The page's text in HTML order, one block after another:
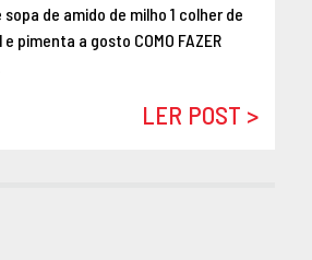
de amido de milho 1 colher de
pimenta a gosto COMO FAZER
LER POST >